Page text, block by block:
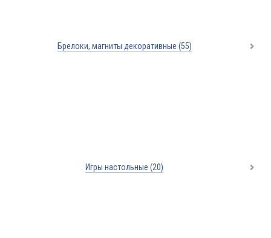
Брелоки, магниты декоративные (55)
Игры настольные (20)